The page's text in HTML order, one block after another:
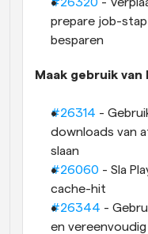
prepare job-
besparen
Maak gebruik
#26314 -
downloads van
slaan
#26060 - Sla
cache-hit
#26344 -
en